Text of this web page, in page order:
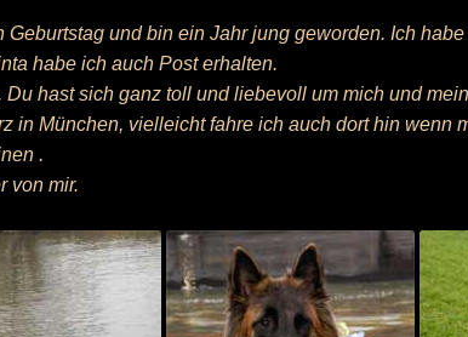
und bin ein Jahr jung geworden. Ich
habe ich auch Post erhalten.
hast sich ganz toll und liebevoll um mich und
in München, vielleicht fahre ich auch dort hin wenn
.
von mir.